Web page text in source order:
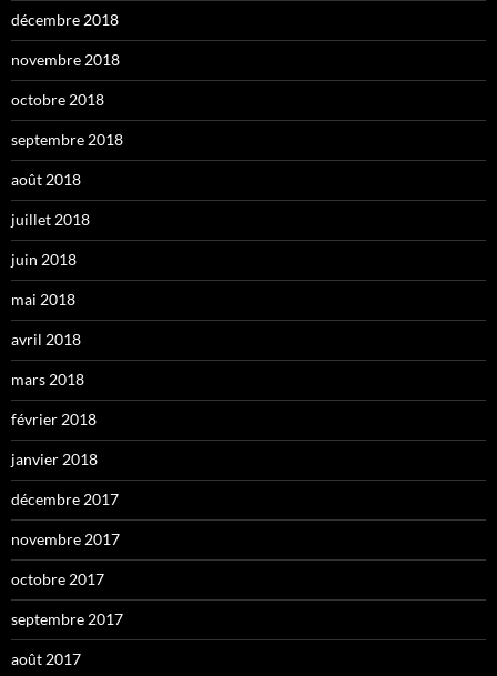
décembre 2018
novembre 2018
octobre 2018
septembre 2018
août 2018
juillet 2018
juin 2018
mai 2018
avril 2018
mars 2018
février 2018
janvier 2018
décembre 2017
novembre 2017
octobre 2017
septembre 2017
août 2017